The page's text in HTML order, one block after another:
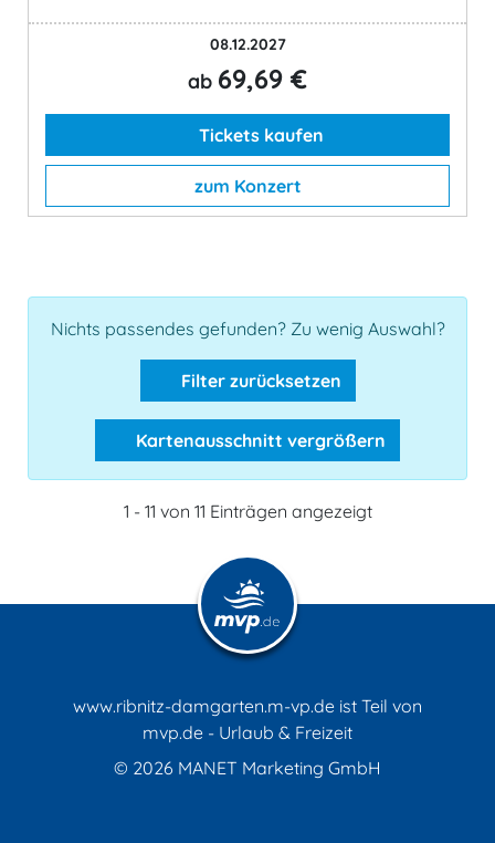
08.12.2027
ab 69,69 €
Tickets kaufen
zum Konzert
Nichts passendes gefunden? Zu wenig Auswahl?
Filter zurücksetzen
Kartenausschnitt vergrößern
1 - 11 von 11 Einträgen angezeigt
www.ribnitz-damgarten.m-vp.de ist Teil von
mvp.de - Urlaub & Freizeit
© 2026 MANET Marketing GmbH